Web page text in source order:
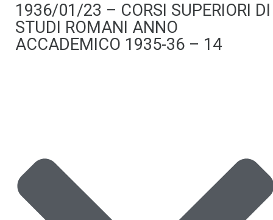
1936/01/23 – CORSI SUPERIORI DI
STUDI ROMANI ANNO
ACCADEMICO 1935-36 – 14